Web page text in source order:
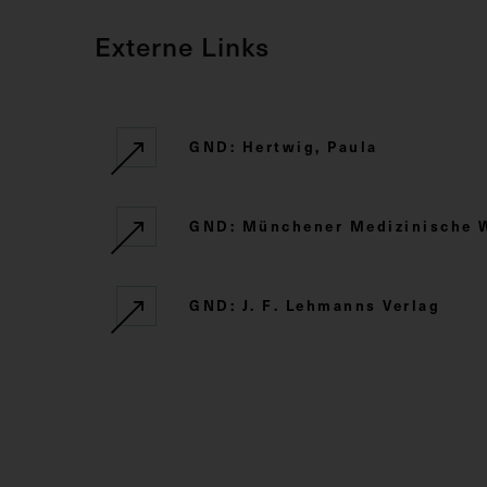
Externe Links
GND: Hertwig, Paula
GND: Münchener Medizinische
GND: J. F. Lehmanns Verlag